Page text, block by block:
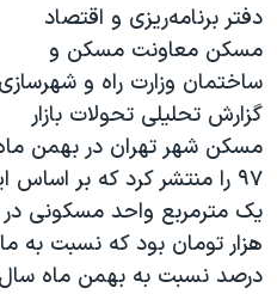
دفتر برنامه‌ریزی و اقتصاد
مسکن معاونت مسکن و
ساختمان وزارت راه و
گزارش تحلیلی تحولات بازار
مسکن شهر تهران در بهمن
۹۷ را منتشر کرد که بر
درصد نسبت به بهمن ماه سال ۹۶ رشد داشته است